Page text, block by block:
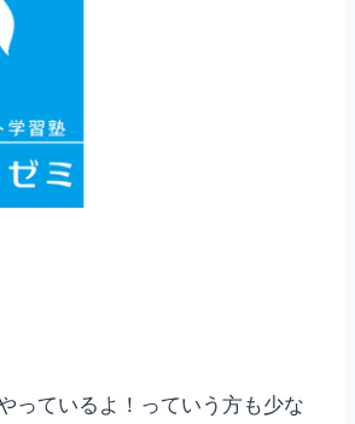
っているよ！っていう方も少な